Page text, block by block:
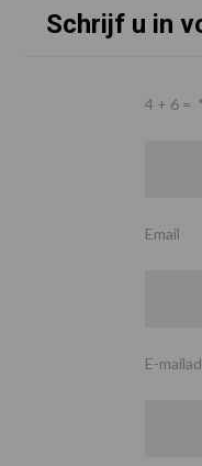
Schrijf u in
4 + 6 = *
Email
E-